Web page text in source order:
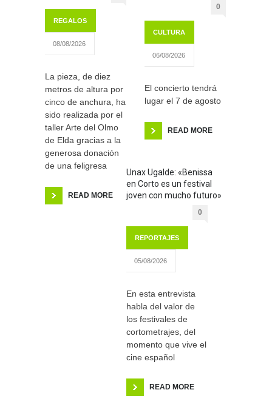
REGALOS
08/08/2026
La pieza, de diez
metros de altura por
cinco de anchura, ha
sido realizada por el
taller Arte del Olmo
de Elda gracias a la
generosa donación
de una feligresa
READ MORE
0
CULTURA
06/08/2026
El concierto tendrá
lugar el 7 de agosto
READ MORE
Unax Ugalde: «Benissa
en Corto es un festival
joven con mucho futuro»
0
REPORTAJES
05/08/2026
En esta entrevista
habla del valor de
los festivales de
cortometrajes, del
momento que vive el
cine español
READ MORE